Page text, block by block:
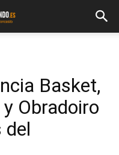
Basket,
Obradoiro
del